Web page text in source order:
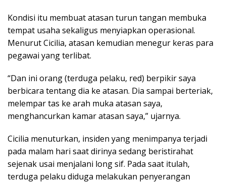
Kondisi itu membuat atasan turun tangan membuka
tempat usaha sekaligus menyiapkan operasional.
Menurut Cicilia, atasan kemudian menegur keras para
pegawai yang terlibat.
“Dan ini orang (terduga pelaku, red) berpikir saya
berbicara tentang dia ke atasan. Dia sampai berteriak,
melempar tas ke arah muka atasan saya,
menghancurkan kamar atasan saya,” ujarnya.
Cicilia menuturkan, insiden yang menimpanya terjadi
pada malam hari saat dirinya sedang beristirahat
sejenak usai menjalani long sif. Pada saat itulah,
terduga pelaku diduga melakukan penyerangan